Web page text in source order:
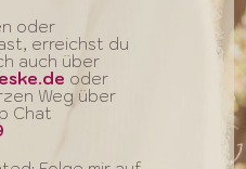
oder
erreichst du
auch über
oder
Weg über
Chat